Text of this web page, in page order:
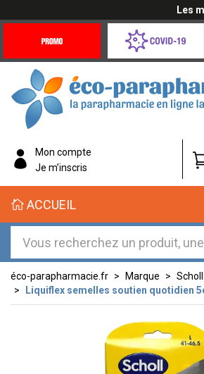
Les
Offres
Coronavirus
éco-
éco-
Mon compte
Je m’inscris
ACCUEIL
éco-parapharmacie.fr Marque
Scholl
Liquiflex semelles soutien quotidien